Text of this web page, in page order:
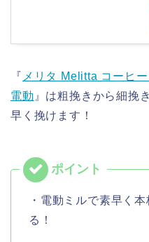
『 メリタ Melitta コーヒ
電動 』は粗挽きから細挽
早く挽けます！
・電動ミルで素早く
る！